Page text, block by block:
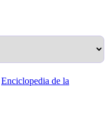
Enciclopedia de la